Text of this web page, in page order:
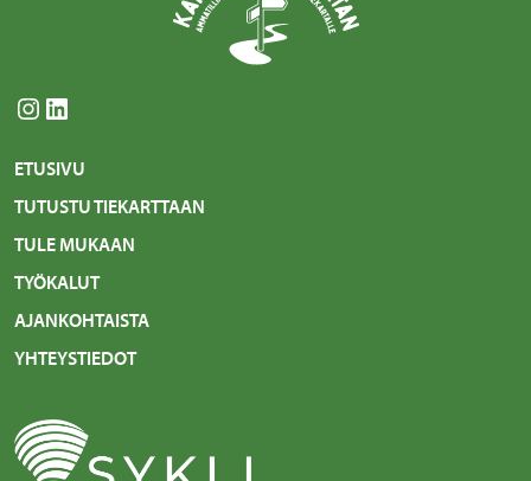
Instagram LinkedIn
ETUSIVU
TUTUSTU TIEKARTTAAN
TULE MUKAAN
TYÖKALUT
AJANKOHTAISTA
YHTEYSTIEDOT